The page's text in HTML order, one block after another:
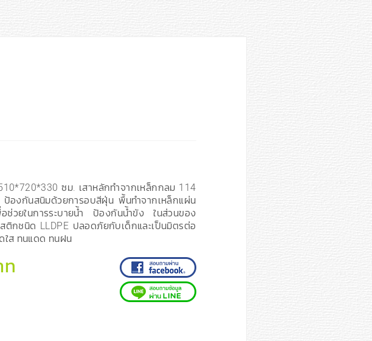
ซม. เสาหลักทำจากเหล็กกลม 114
องกันสนิมด้วยการอบสีฝุ่น พื้นทำจากเหล็กแผ่น
ยในการระบายน้ำ ป้องกันน้ำขัง ในส่วนของ
ติกชนิด LLDPE ปลอดภัยกับเด็กและเป็นมิตรต่อ
ใส ทนแดด ทนฝน
ท